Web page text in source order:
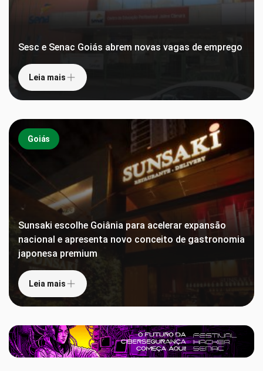
Sesc e Senac Goiás abrem novas vagas de emprego
Leia mais
Goiás
Sunsaki escolhe Goiânia para acelerar expansão
nacional e apresenta novo conceito de gastronomia
japonesa premium
Leia mais